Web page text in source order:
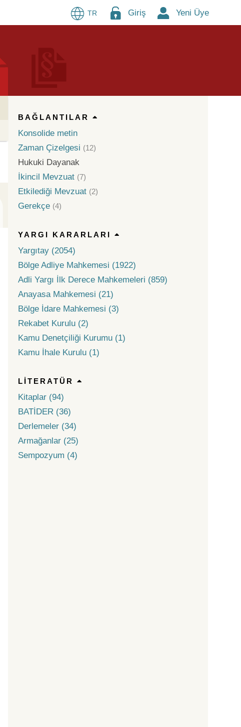
TR Giriş Yeni Üye
BAĞLANTILAR
Konsolide metin
Zaman Çizelgesi (12)
Hukuki Dayanak
İkincil Mevzuat (7)
Etkilediği Mevzuat (2)
Gerekçe (4)
YARGI KARARLARI
Yargıtay (2054)
Bölge Adliye Mahkemesi (1922)
Adli Yargı İlk Derece Mahkemeleri (859)
Anayasa Mahkemesi (21)
Bölge İdare Mahkemesi (3)
Rekabet Kurulu (2)
Kamu Denetçiliği Kurumu (1)
Kamu İhale Kurulu (1)
LITERATÜR
Kitaplar (94)
BATİDER (36)
Derlemeler (34)
Armağanlar (25)
Sempozyum (4)